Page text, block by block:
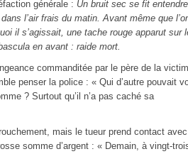
générale : Un bruit sec se fit
l’air frais du matin. Avant même que
il s’agissait, une tache rouge apparut sur
en avant : raide mort.
commanditée par le père de la
penser la police : « Qui d’autre pouvait
? Surtout qu’il n’a pas caché sa
mais le tueur prend contact
somme d’argent : « Demain, à vingt-